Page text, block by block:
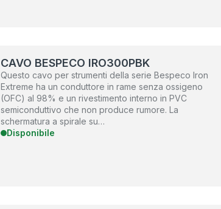
CAVO BESPECO IRO300PBK
Questo cavo per strumenti della serie Bespeco Iron
Extreme ha un conduttore in rame senza ossigeno
(OFC) al 98% e un rivestimento interno in PVC
semiconduttivo che non produce rumore. La
schermatura a spirale su…
Disponibile